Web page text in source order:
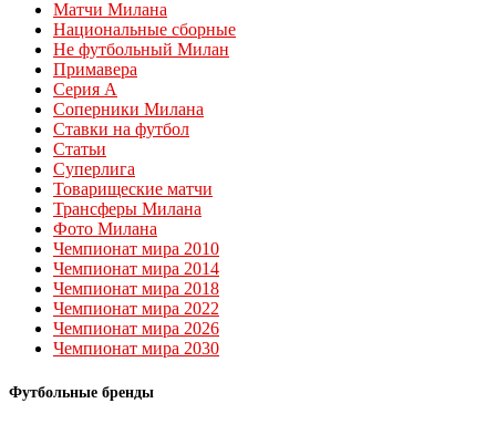
Матчи Милана
Национальные сборные
Не футбольный Милан
Примавера
Серия А
Соперники Милана
Ставки на футбол
Статьи
Суперлига
Товарищеские матчи
Трансферы Милана
Фото Милана
Чемпионат мира 2010
Чемпионат мира 2014
Чемпионат мира 2018
Чемпионат мира 2022
Чемпионат мира 2026
Чемпионат мира 2030
Футбольные бренды